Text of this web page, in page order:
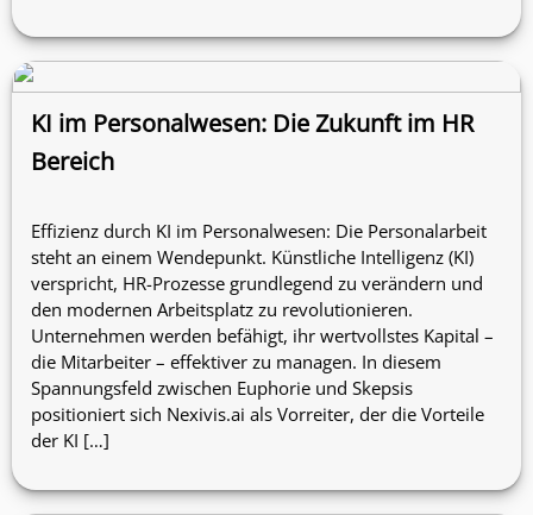
KI im Personalwesen: Die Zukunft im HR
Bereich
Effizienz durch KI im Personalwesen: Die Personalarbeit
steht an einem Wendepunkt. Künstliche Intelligenz (KI)
verspricht, HR-Prozesse grundlegend zu verändern und
den modernen Arbeitsplatz zu revolutionieren.
Unternehmen werden befähigt, ihr wertvollstes Kapital –
die Mitarbeiter – effektiver zu managen. In diesem
Spannungsfeld zwischen Euphorie und Skepsis
positioniert sich Nexivis.ai als Vorreiter, der die Vorteile
der KI […]